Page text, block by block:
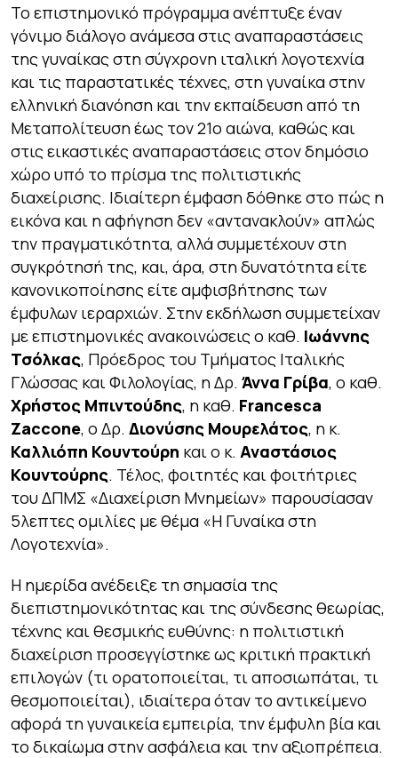
Το επιστημονικό πρόγραμμα ανέπτυξε έναν
γόνιμο διάλογο ανάμεσα στις αναπαραστάσεις
της γυναίκας στη σύγχρονη ιταλική λογοτεχνία
και τις παραστατικές τέχνες, στη γυναίκα στην
ελληνική διανόηση και την εκπαίδευση από τη
Μεταπολίτευση έως τον 21ο αιώνα, καθώς και
στις εικαστικές αναπαραστάσεις στον δημόσιο
χώρο υπό το πρίσμα της πολιτιστικής
διαχείρισης. Ιδιαίτερη έμφαση δόθηκε στο πώς η
εικόνα και η αφήγηση δεν «αντανακλούν» απλώς
την πραγματικότητα, αλλά συμμετέχουν στη
συγκρότησή της, και, άρα, στη δυνατότητα είτε
κανονικοποίησης είτε αμφισβήτησης των
έμφυλων ιεραρχιών. Στην εκδήλωση συμμετείχαν
με επιστημονικές ανακοινώσεις ο καθ. Ιωάννης
Τσόλκας, Πρόεδρος του Τμήματος Ιταλικής
Γλώσσας και Φιλολογίας, η Δρ. Άννα Γρίβα, ο καθ.
Χρήστος Μπιντούδης, η καθ. Francesca
Zaccone, ο Δρ. Διονύσης Μουρελάτος, η κ.
Καλλιόπη Κουντούρη και ο κ. Αναστάσιος
Κουντούρης. Τέλος, φοιτητές και φοιτήτριες
του ΔΠΜΣ «Διαχείριση Μνημείων» παρουσίασαν
5λεπτες ομιλίες με θέμα «Η Γυναίκα στη
Λογοτεχνία».
Η ημερίδα ανέδειξε τη σημασία της
διεπιστημονικότητας και της σύνδεσης θεωρίας,
τέχνης και θεσμικής ευθύνης: η πολιτιστική
διαχείριση προσεγγίστηκε ως κριτική πρακτική
επιλογών (τι ορατοποιείται, τι αποσιωπάται, τι
θεσμοποιείται), ιδιαίτερα όταν το αντικείμενο
αφορά τη γυναικεία εμπειρία, την έμφυλη βία και
το δικαίωμα στην ασφάλεια και την αξιοπρέπεια.